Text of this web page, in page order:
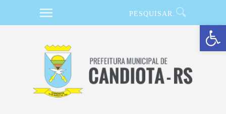
Barra de Ferramentas Aberta